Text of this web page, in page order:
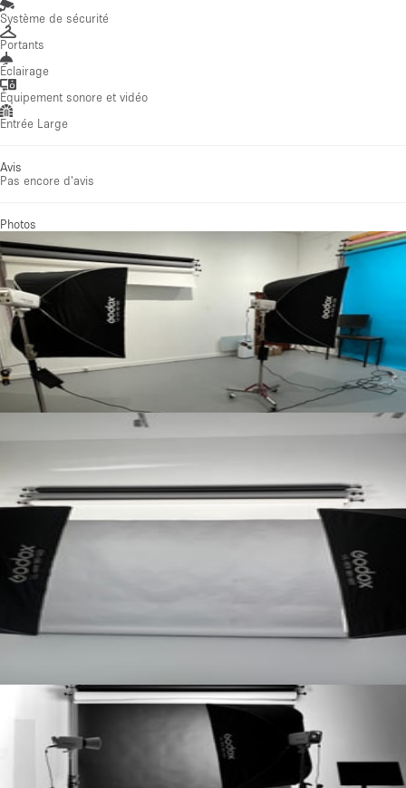
Système de sécurité
Portants
Éclairage
Équipement sonore et vidéo
Entrée Large
Avis
Pas encore d'avis
Photos